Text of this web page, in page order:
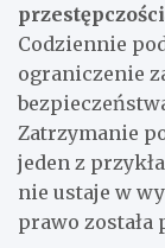
Codziennie
ograniczenie
Zatrzymanie
jeden z
nie ustaje w
prawo